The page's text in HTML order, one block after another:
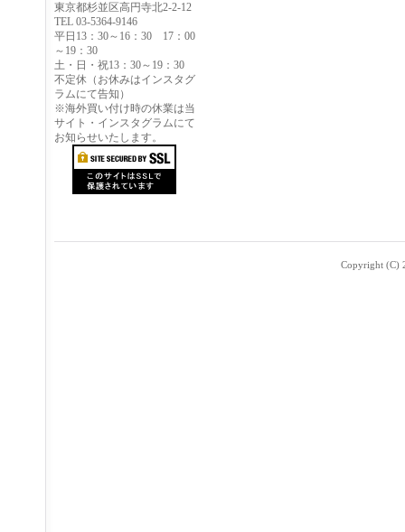
東京都杉並区高円寺北2-2-12
TEL 03-5364-9146
平日13：30～16：30 17：00
～19：30
土・日・祝13：30～19：30
不定休（お休みはインスタグ
ラムにて告知）
※海外買い付け時の休業は当
サイト・インスタグラムにて
お知らせいたします。
Copyright (C)